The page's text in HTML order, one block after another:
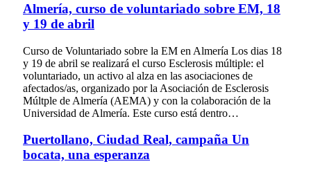
Almería, curso de voluntariado sobre EM, 18
y 19 de abril
Curso de Voluntariado sobre la EM en Almería Los dias 18
y 19 de abril se realizará el curso Esclerosis múltiple: el
voluntariado, un activo al alza en las asociaciones de
afectados/as, organizado por la Asociación de Esclerosis
Múltple de Almería (AEMA) y con la colaboración de la
Universidad de Almería. Este curso está dentro…
Puertollano, Ciudad Real, campaña Un
bocata, una esperanza